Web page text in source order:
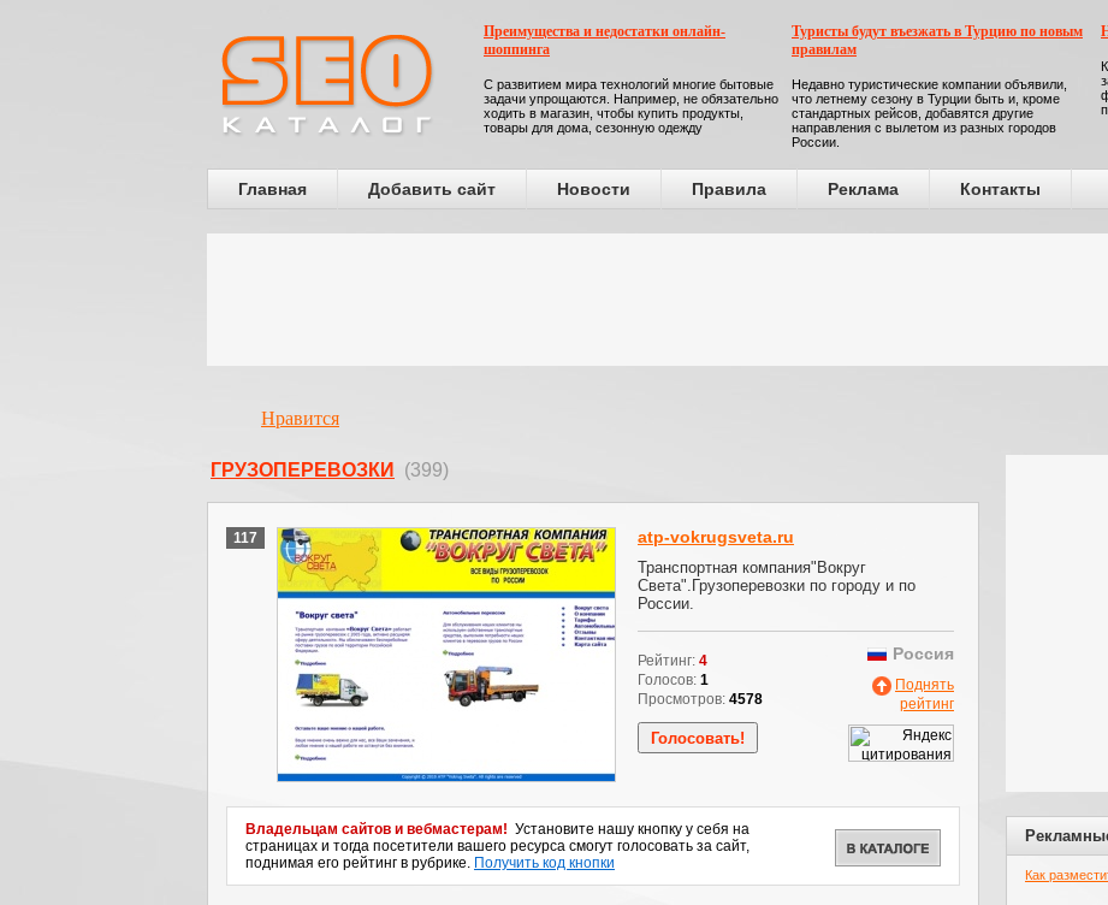
Преимущества и недостатки онлайн-
шоппинга
С развитием мира технологий многие бытовые
задачи упрощаются. Например, не обязательно
ходить в магазин, чтобы купить продукты,
товары для дома, сезонную одежду
Туристы будут въезжать в Турцию по новым
правилам
Недавно туристические компании объявили,
что летнему сезону в Турции быть и, кроме
стандартных рейсов, добавятся другие
направления с вылетом из разных городов
России.
Главная Добавить сайт Новости Правила Реклама Контакты
Нравится
ГРУЗОПЕРЕВОЗКИ (399)
117 atp-vokrugsveta.ru
Транспортная компания"Вокруг
Света".Грузоперевозки по городу и по
России.
Рейтинг: 4
Голосов: 1
Просмотров: 4578
Россия
Поднять
рейтинг
Владельцам сайтов и вебмастерам! Установите нашу кнопку у себя на
страницах и тогда посетители вашего ресурса смогут голосовать за сайт,
поднимая его рейтинг в рубрике. Получить код кнопки
Как